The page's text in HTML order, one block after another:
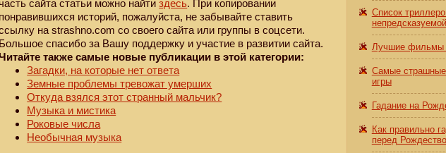
часть сайта статьи можно найтиздесь. При копировании
понравившихся историй, пожалуйста, не забывайте ставить
на strashno.com со своего сайта или группы в соцсети.
Большое спасибо за Вашу поддержку и участие в развитии сайта.
также самые новые публикации в этой категории:
Загадки, на которые нет ответа
Земные проблемы тревожат умерших
Откуда взялся этот странный мальчик?
Музыка и мистика
Роковые числа
Необычная музыка
Список
Лучшие фильмы
Самые
игры
Гадание на
Как правильно
перед